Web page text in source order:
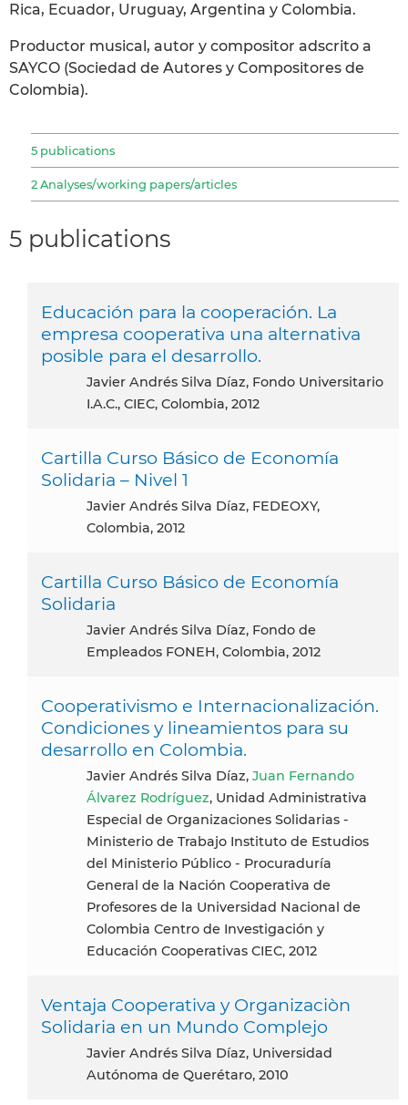
Rica, Ecuador, Uruguay, Argentina y Colombia.
Productor musical, autor y compositor adscrito a
SAYCO (Sociedad de Autores y Compositores de
Colombia).
5 publications
2 Analyses/working papers/articles
5 publications
Educación para la cooperación. La
empresa cooperativa una alternativa
posible para el desarrollo.
Javier Andrés Silva Díaz, Fondo Universitario
I.A.C., CIEC, Colombia, 2012
Cartilla Curso Básico de Economía
Solidaria – Nivel 1
Javier Andrés Silva Díaz, FEDEOXY,
Colombia, 2012
Cartilla Curso Básico de Economía
Solidaria
Javier Andrés Silva Díaz, Fondo de
Empleados FONEH, Colombia, 2012
Cooperativismo e Internacionalización.
Condiciones y lineamientos para su
desarrollo en Colombia.
Javier Andrés Silva Díaz, Juan Fernando
Álvarez Rodríguez, Unidad Administrativa
Especial de Organizaciones Solidarias -
Ministerio de Trabajo Instituto de Estudios
del Ministerio Público - Procuraduría
General de la Nación Cooperativa de
Profesores de la Universidad Nacional de
Colombia Centro de Investigación y
Educación Cooperativas CIEC, 2012
Ventaja Cooperativa y Organizaciòn
Solidaria en un Mundo Complejo
Javier Andrés Silva Díaz, Universidad
Autónoma de Querétaro, 2010